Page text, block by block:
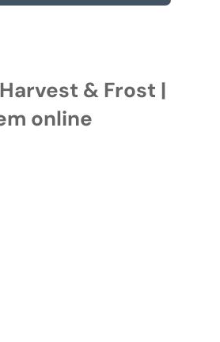
& Frost |
online